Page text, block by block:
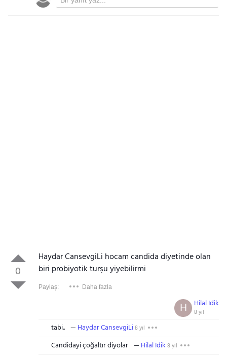
0
Haydar CansevgiLi hocam candida diyetinde olan
biri probiyotik turşu yiyebilirmi
Paylaş: Daha fazla
Hilal Idik
8 yıl
H
tabi.. Haydar CansevgiLi8 yıl
Candidayi çoğaltır diyolar Hilal Idik 8 yıl